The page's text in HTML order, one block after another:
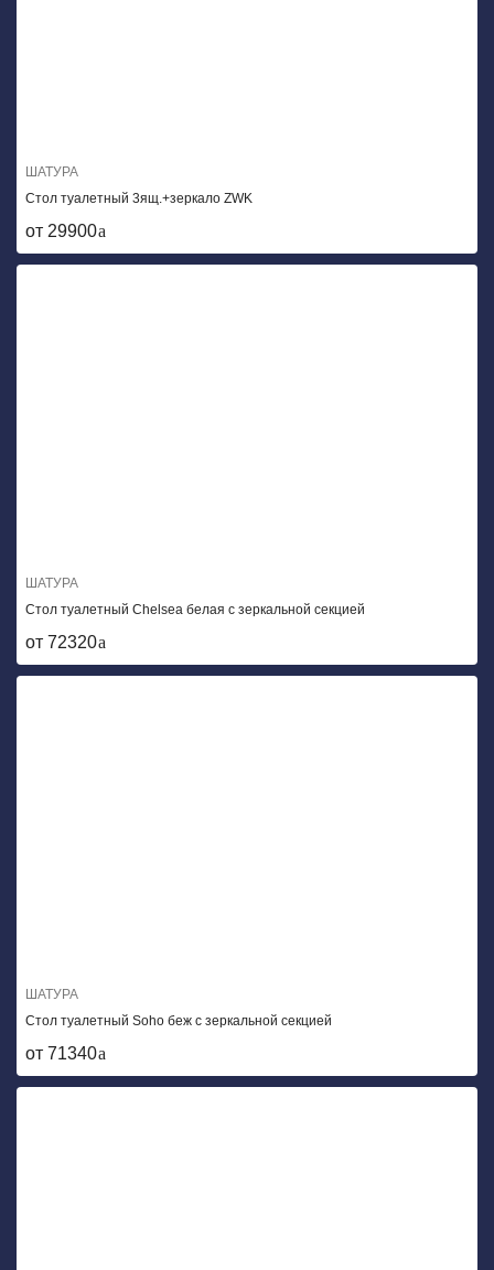
ШАТУРА
Стол туалетный 3ящ.+зеркало ZWK
от 29900
ШАТУРА
Стол туалетный Chelsea белая с зеркальной секцией
от 72320
ШАТУРА
Стол туалетный Soho беж с зеркальной секцией
от 71340